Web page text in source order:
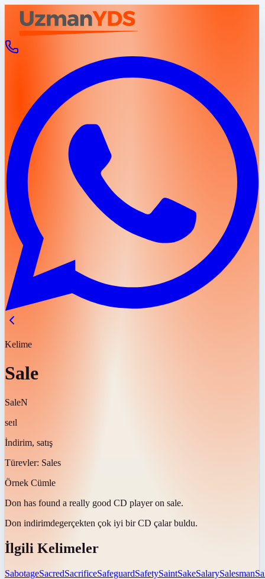
Kelime
Sale
SaleN
seɪl
İndirim, satış
Türevler: Sales
Örnek Cümle
Don has found a really good CD player on sale.
Don indirimdegerçekten çok iyi bir CD çalar buldu.
İlgili Kelimeler
SabotageSacredSacrificeSafeguardSafetySaintSakeSalarySalesman